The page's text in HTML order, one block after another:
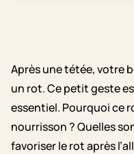
Après une tétée, votre
un rot. Ce petit geste
essentiel. Pourquoi ce
nourrisson ? Quelles
favoriser le rot après